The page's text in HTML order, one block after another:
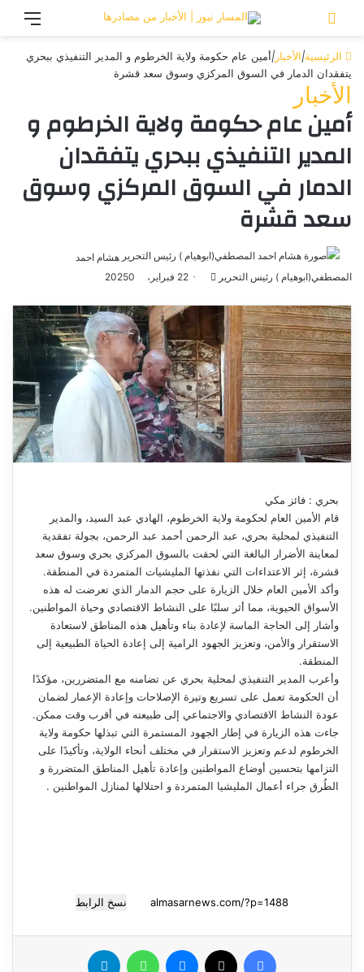
تسجيل الدخول
الرئيسية|الأخبار |أمين عام حكومة ولاية الخرطوم و المدير التنفيذي ببحري
يتفقدان الدمار في السوق المركزي وسوق سعد قشرة
الأخبار
أمين عام حكومة ولاية الخرطوم و
المدير التنفيذي ببحري يتفقدان
الدمار في السوق المركزي وسوق
سعد قشرة
هشام احمد
المصطفي(ابوهيام ) رئيس التحرير
أرسل
إلكترونيا
22 فبراير، 2025 0
بحري : فائز مكي
قام الأمين العام لحكومة ولاية الخرطوم، الهادي عبد السيد، والمدير
التنفيذي لمحلية بحري، عبد الرحمن أحمد عبد الرحمن، بجولة تفقدية
لمعاينة الأضرار البالغة التي لحقت بالسوق المركزي بحري وسوق سعد
قشرة، إثر الاعتداءات التي نفذتها المليشيات المتمردة في المنطقة.
وأكد الأمين العام خلال الزيارة على حجم الدمار الذي تعرضت له هذه
الأسواق الحيوية، مما أثر سلبًا على النشاط الاقتصادي وحياة المواطنين.
وأشار إلى الحاجة الماسة لإعادة بناء وتأهيل هذه المناطق لاستعادة
الاستقرار والأمن، وتعزيز الجهود الرامية إلى إعادة الحياة الطبيعية إلى
المنطقة.
وأعرب المدير التنفيذي لمحلية بحري عن تضامنه مع المتضررين، مؤكدًا
أن الحكومة تعمل على تسريع وتيرة الإصلاحات وإعادة الإعمار لضمان
عودة النشاط الاقتصادي والاجتماعي إلى طبيعته في أقرب وقت ممكن.
جاءت هذه الزيارة في إطار الجهود المستمرة التي تبذلها حكومة ولاية
الخرطوم لدعم وتعزيز الاستقرار في مختلف أنحاء الولاية، وتأكيدًا على
التزامها بتحسين أوضاع المواطنين وإعادة تأهيل المناطق المتضررة و
الطُرق جراء أعمال المليشيا المتمردة و احتلالها لمنازل المواطنين .
نسخ الرابط
فيسبوك واتساب